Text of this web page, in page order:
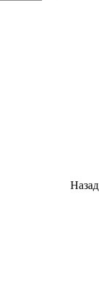
Назад